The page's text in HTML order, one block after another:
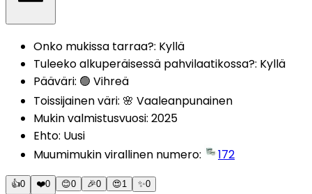
Onko mukissa tarraa?: Kyllä
Tuleeko alkuperäisessä pahvilaatikossa?: Kyllä
Pääväri: 🟢 Vihreä
Toissijainen väri: 🌸 Vaaleanpunainen
Mukin valmistusvuosi: 2025
Ehto: Uusi
Muumimukin virallinen numero: 172
👍0 ❤️0 😊0 🎉0 😍1 ✨0